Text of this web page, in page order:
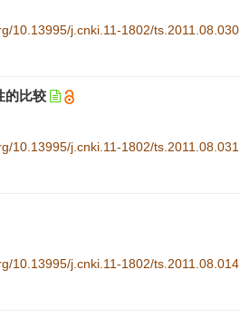
10.13995/j.cnki.11-1802/ts.2011.08.030
的比较
10.13995/j.cnki.11-1802/ts.2011.08.031
10.13995/j.cnki.11-1802/ts.2011.08.014